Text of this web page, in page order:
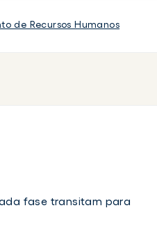
de Recursos Humanos
fase transitam para